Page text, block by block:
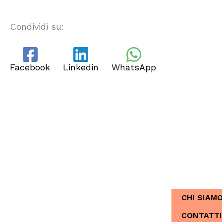
Condividi su:
Facebook Linkedin WhatsApp
CHI
CONTATTI